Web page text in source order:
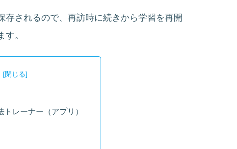
されるので、再訪時に続きから学習を再開
。
レーナー（アプリ）